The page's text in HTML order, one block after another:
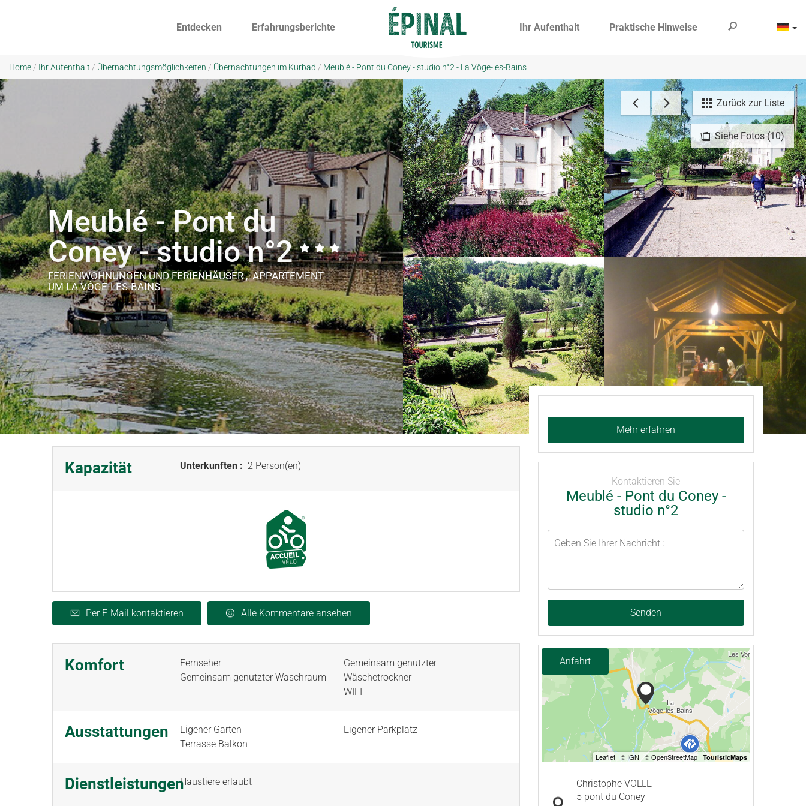
Entdecken Erfahrungsberichte Ihr Aufenthalt Praktische Hinweise
Home / Ihr Aufenthalt / Übernachtungsmöglichkeiten / Übernachtungen im Kurbad / Meublé - Pont du Coney - studio n°2 - La Vôge-les-Bains
Siehe Fotos (10)
Zurück zur Liste
Meublé - Pont du
Coney - studio n°2
FERIENWOHNUNGEN UND FERIENHÄUSER , APPARTEMENT
UM LA VÔGE-LES-BAINS
Kapazität Unterkunften : 2 Person(en)
Per E-Mail kontaktieren Alle Kommentare ansehen
Komfort
Fernseher
Gemeinsam genutzter Waschraum
Gemeinsam genutzter
Wäschetrockner
WIFI
Ausstattungen
Eigener Garten
Terrasse Balkon
Eigener Parkplatz
DienstleistungenHaustiere erlaubt
Mehr erfahren
Kontaktieren Sie
Meublé - Pont du Coney -
studio n°2
Senden
Anfahrt
Christophe VOLLE
5 pont du Coney